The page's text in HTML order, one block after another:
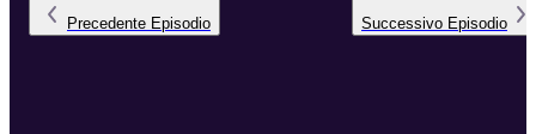
Precedente Episodio Successivo Episodio